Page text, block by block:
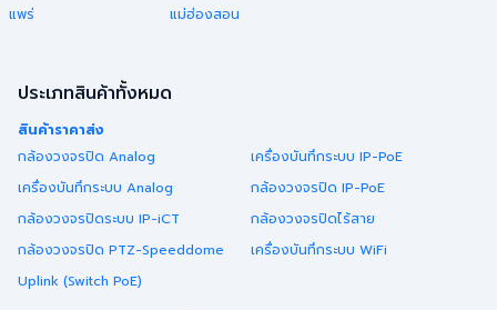
แพร่
แม่ฮ่องสอน
ประเภทสินค้าทั้งหมด
สินค้าราคาส่ง
กล้องวงจรปิด Analog
เครื่องบันทึกระบบ IP-PoE
เครื่องบันทึกระบบ Analog
กล้องวงจรปิด IP-PoE
กล้องวงจรปิดระบบ IP-iCT
กล้องวงจรปิดไร้สาย
กล้องวงจรปิด PTZ-Speeddome
เครื่องบันทึกระบบ WiFi
Uplink (Switch PoE)